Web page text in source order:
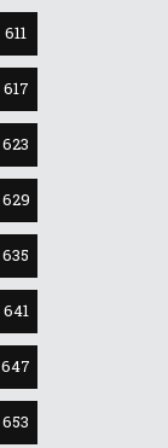
611
617
623
629
635
641
647
653